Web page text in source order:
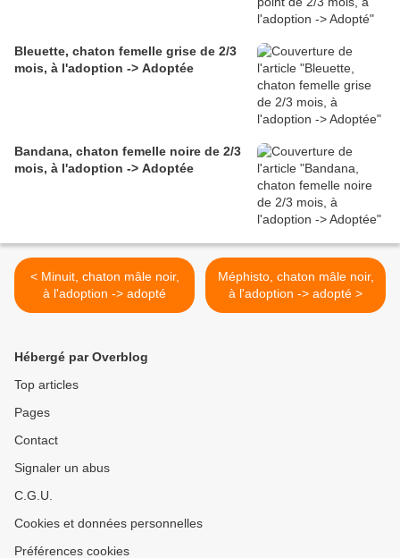
Bleuette, chaton femelle grise de 2/3
mois, à l'adoption -> Adoptée
Bandana, chaton femelle noire de 2/3
mois, à l'adoption -> Adoptée
< Minuit, chaton mâle noir,
à l'adoption -> adopté
Méphisto, chaton mâle noir,
à l'adoption -> adopté >
Hébergé par Overblog
Top articles
Pages
Contact
Signaler un abus
C.G.U.
Cookies et données personnelles
Préférences cookies